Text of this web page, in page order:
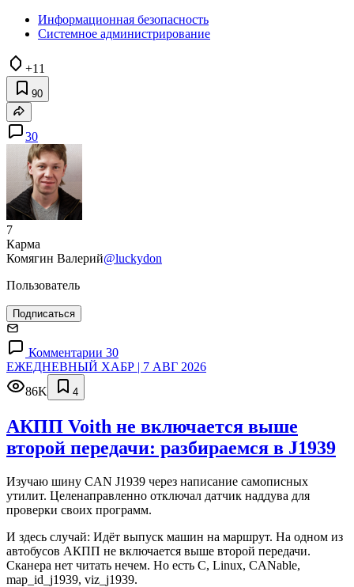
Информационная безопасность
Системное администрирование
+11
90
30
7
Карма
Комягин Валерий@luckydon
Пользователь
Подписаться
Комментарии 30
ЕЖЕДНЕВНЫЙ ХАБР | 7 АВГ 2026
86K
4
АКПП Voith не включается выше
второй передачи: разбираемся в J1939
Изучаю шину CAN J1939 через написание самописных
утилит. Целенаправленно отключал датчик наддува для
проверки своих программ.
И здесь случай: Идёт выпуск машин на маршрут. На одном из
автобусов АКПП не включается выше второй передачи.
Сканера нет читать нечем. Но есть C, Linux, CANable,
map_id_j1939, viz_j1939.